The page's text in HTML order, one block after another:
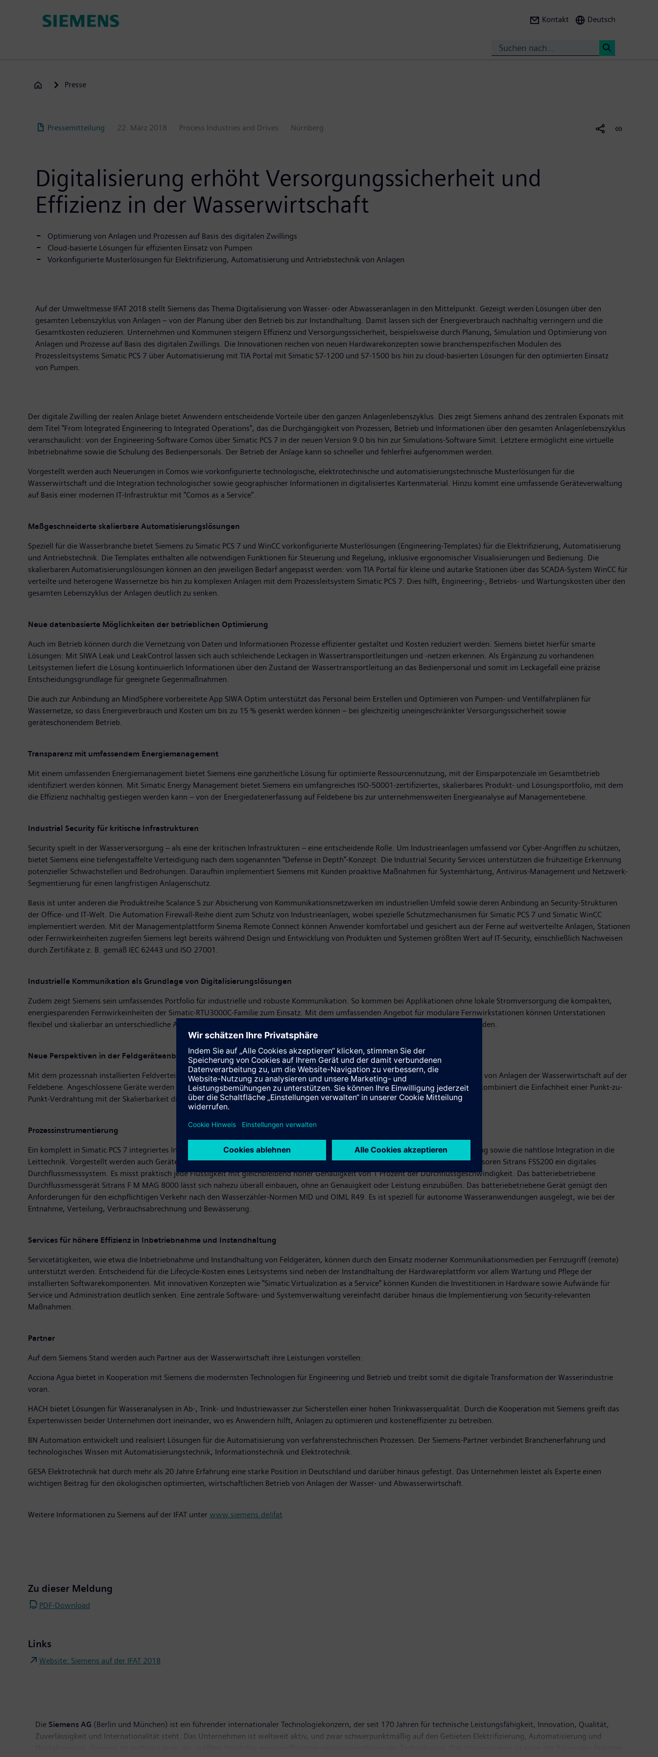
Kontakt Deutsch
Presse
Pressemitteilung 22. März 2018 Process Industries and Drives Nürnberg
Digitalisierung erhöht Versorgungssicherheit und
Effizienz in der Wasserwirtschaft
Optimierung von Anlagen und Prozessen auf Basis des digitalen Zwillings
Cloud-basierte Lösungen für effizienten Einsatz von Pumpen
Vorkonfigurierte Musterlösungen für Elektrifizierung, Automatisierung und Antriebstechnik von Anlagen
Auf der Umweltmesse IFAT 2018 stellt Siemens das Thema Digitalisierung von Wasser- oder Abwasseranlagen in den Mittelpunkt. Gezeigt werden Lösungen über den
gesamten Lebenszyklus von Anlagen – von der Planung über den Betrieb bis zur Instandhaltung. Damit lassen sich der Energieverbrauch nachhaltig verringern und die
Gesamtkosten reduzieren. Unternehmen und Kommunen steigern Effizienz und Versorgungssicherheit, beispielsweise durch Planung, Simulation und Optimierung von
Anlagen und Prozesse auf Basis des digitalen Zwillings. Die Innovationen reichen von neuen Hardwarekonzepten sowie branchenspezifischen Modulen des
Prozessleitsystems Simatic PCS 7 über Automatisierung mit TIA Portal mit Simatic S7-1200 und S7-1500 bis hin zu cloud-basierten Lösungen für den optimierten Einsatz
von Pumpen.
Der digitale Zwilling der realen Anlage bietet Anwendern entscheidende Vorteile über den ganzen Anlagenlebenszyklus. Dies zeigt Siemens anhand des zentralen Exponats mit
dem Titel "From Integrated Engineering to Integrated Operations", das die Durchgängigkeit von Prozessen, Betrieb und Informationen über den gesamten Anlagenlebenszyklus
veranschaulicht: von der Engineering-Software Comos über Simatic PCS 7 in der neuen Version 9.0 bis hin zur Simulations-Software Simit. Letztere ermöglicht eine virtuelle
Inbetriebnahme sowie die Schulung des Bedienpersonals. Der Betrieb der Anlage kann so schneller und fehlerfrei aufgenommen werden.
Vorgestellt werden auch Neuerungen in Comos wie vorkonfigurierte technologische, elektrotechnische und automatisierungstechnische Musterlösungen für die
Wasserwirtschaft und die Integration technologischer sowie geographischer Informationen in digitalisiertes Kartenmaterial. Hinzu kommt eine umfassende Geräteverwaltung
auf Basis einer modernen IT-Infrastruktur mit "Comos as a Service".
Maßgeschneiderte skalierbare Automatisierungslösungen
Speziell für die Wasserbranche bietet Siemens zu Simatic PCS 7 und WinCC vorkonfigurierte Musterlösungen (Engineering-Templates) für die Elektrifizierung, Automatisierung
und Antriebstechnik. Die Templates enthalten alle notwendigen Funktionen für Steuerung und Regelung, inklusive ergonomischer Visualisierungen und Bedienung. Die
skalierbaren Automatisierungslösungen können an den jeweiligen Bedarf angepasst werden: vom TIA Portal für kleine und autarke Stationen über das SCADA-System WinCC für
verteilte und heterogene Wassernetze bis hin zu komplexen Anlagen mit dem Prozessleitsystem Simatic PCS 7. Dies hilft, Engineering-, Betriebs- und Wartungskosten über den
gesamten Lebenszyklus der Anlagen deutlich zu senken.
Neue datenbasierte Möglichkeiten der betrieblichen Optimierung
Auch im Betrieb können durch die Vernetzung von Daten und Informationen Prozesse effizienter gestaltet und Kosten reduziert werden. Siemens bietet hierfür smarte
Lösungen: Mit SIWA Leak und LeakControl lassen sich auch schleichende Leckagen in Wassertransportleitungen und -netzen erkennen. Als Ergänzung zu vorhandenen
Leitsystemen liefert die Lösung kontinuierlich Informationen über den Zustand der Wassertransportleitung an das Bedienpersonal und somit im Leckagefall eine präzise
Entscheidungsgrundlage für geeignete Gegenmaßnahmen.
Die auch zur Anbindung an MindSphere vorbereitete App SIWA Optim unterstützt das Personal beim Erstellen und Optimieren von Pumpen- und Ventilfahrplänen für
Wassernetze, so dass Energieverbrauch und Kosten um bis zu 15 % gesenkt werden können – bei gleichzeitig uneingeschränkter Versorgungssicherheit sowie
geräteschonendem Betrieb.
Transparenz mit umfassendem Energiemanagement
Mit einem umfassenden Energiemanagement bietet Siemens eine ganzheitliche Lösung für optimierte Ressourcennutzung, mit der Einsparpotenziale im Gesamtbetrieb
identifiziert werden können. Mit Simatic Energy Management bietet Siemens ein umfangreiches ISO-50001-zertifiziertes, skalierbares Produkt- und Lösungsportfolio, mit dem
die Effizienz nachhaltig gestiegen werden kann – von der Energiedatenerfassung auf Feldebene bis zur unternehmensweiten Energieanalyse auf Managementebene.
Industrial Security für kritische Infrastrukturen
Security spielt in der Wasserversorgung – als eine der kritischen Infrastrukturen – eine entscheidende Rolle. Um Industrieanlagen umfassend vor Cyber-Angriffen zu schützen,
bietet Siemens eine tiefengestaffelte Verteidigung nach dem sogenannten "Defense in Depth"-Konzept. Die Industrial Security Services unterstützen die frühzeitige Erkennung
potenzieller Schwachstellen und Bedrohungen. Daraufhin implementiert Siemens mit Kunden proaktive Maßnahmen für Systemhärtung, Antivirus-Management und Netzwerk-
Segmentierung für einen langfristigen Anlagenschutz.
Basis ist unter anderen die Produktreihe Scalance S zur Absicherung von Kommunikationsnetzwerken im industriellen Umfeld sowie deren Anbindung an Security-Strukturen
der Office- und IT-Welt. Die Automation Firewall-Reihe dient zum Schutz von Industrieanlagen, wobei spezielle Schutzmechanismen für Simatic PCS 7 und Simatic WinCC
implementiert werden. Mit der Managementplattform Sinema Remote Connect können Anwender komfortabel und gesichert aus der Ferne auf weitverteilte Anlagen, Stationen
oder Fernwirkeinheiten zugreifen Siemens legt bereits während Design und Entwicklung von Produkten und Systemen größten Wert auf IT-Security, einschließlich Nachweisen
durch Zertifikate z. B. gemäß IEC 62443 und ISO 27001.
Industrielle Kommunikation als Grundlage von Digitalisierungslösungen
Zudem zeigt Siemens sein umfassendes Portfolio für industrielle und robuste Kommunikation. So kommen bei Applikationen ohne lokale Stromversorgung die kompakten,
energiesparenden Fernwirkeinheiten der Simatic-RTU3000C-Familie zum Einsatz. Mit dem umfassenden Angebot für modulare Fernwirkstationen können Unterstationen
flexibel und skalierbar an unterschiedliche Anforderungen angepasst und in heterogene Automatisierungslandschaften integriert werden.
Neue Perspektiven in der Feldgeräteanbindung - Plug-and-Produce
Mit dem prozessnah installierten Feldverteiler Simatic CFU (Compact Field Unit) legt Siemens einen Grundstein für die Digitalisierung von Anlagen der Wasserwirtschaft auf der
Feldebene. Angeschlossene Geräte werden automatisch adressiert. Diese neuartige Umsetzung der Profibus- und Profinet-Konzepte kombiniert die Einfachheit einer Punkt-zu-
Punkt-Verdrahtung mit der Skalierbarkeit digitaler Feldbusse.
Prozessinstrumentierung
Ein komplett in Simatic PCS 7 integriertes Industriewassermodell zeigt auf der Messe vielfältige Lösungen der Prozessinstrumentierung sowie die nahtlose Integration in die
Leittechnik. Vorgestellt werden auch Geräte wie der Sitrans FST020: Der leistungsstarke Messumformer bildet mit den Clamp-on Sensoren Sitrans FSS200 ein digitales
Durchflussmesssystem. Es misst praktisch jede Flüssigkeit mit gleichbleibend hoher Genauigkeit von 1 Prozent der Durchflussgeschwindigkeit. Das batteriebetriebene
Durchflussmessgerät Sitrans F M MAG 8000 lässt sich nahezu überall einbauen, ohne an Genauigkeit oder Leistung einzubüßen. Das batteriebetriebene Gerät genügt den
Anforderungen für den eichpflichtigen Verkehr nach den Wasserzähler-Normen MID und OIML R49. Es ist speziell für autonome Wasseranwendungen ausgelegt, wie bei der
Entnahme, Verteilung, Verbrauchsabrechnung und Bewässerung.
Services für höhere Effizienz in Inbetriebnahme und Instandhaltung
Servicetätigkeiten, wie etwa die Inbetriebnahme und Instandhaltung von Feldgeräten, können durch den Einsatz moderner Kommunikationsmedien per Fernzugriff (remote)
unterstützt werden. Entscheidend für die Lifecycle-Kosten eines Leitsystems sind neben der Instandhaltung der Hardwareplattform vor allem Wartung und Pflege der
installierten Softwarekomponenten. Mit innovativen Konzepten wie "Simatic Virtualization as a Service" können Kunden die Investitionen in Hardware sowie Aufwände für
Service und Administration deutlich senken. Eine zentrale Software- und Systemverwaltung vereinfacht darüber hinaus die Implementierung von Security-relevanten
Maßnahmen.
Partner
Auf dem Siemens Stand werden auch Partner aus der Wasserwirtschaft ihre Leistungen vorstellen:
Acciona Agua bietet in Kooperation mit Siemens die modernsten Technologien für Engineering und Betrieb und treibt somit die digitale Transformation der Wasserindustrie
voran.
HACH bietet Lösungen für Wasseranalysen in Ab-, Trink- und Industriewasser zur Sicherstellen einer hohen Trinkwasserqualität. Durch die Kooperation mit Siemens greift das
Expertenwissen beider Unternehmen dort ineinander, wo es Anwendern hilft, Anlagen zu optimieren und kosteneffizienter zu betreiben.
BN Automation entwickelt und realisiert Lösungen für die Automatisierung von verfahrenstechnischen Prozessen. Der Siemens-Partner verbindet Branchenerfahrung und
technologisches Wissen mit Automatisierungstechnik, Informationstechnik und Elektrotechnik.
GESA Elektrotechnik hat durch mehr als 20 Jahre Erfahrung eine starke Position in Deutschland und darüber hinaus gefestigt. Das Unternehmen leistet als Experte einen
wichtigen Beitrag für den ökologischen optimierten, wirtschaftlichen Betrieb von Anlagen der Wasser- und Abwasserwirtschaft.
Weitere Informationen zu Siemens auf der IFAT unter www.siemens.de/ifat
Zu dieser Meldung
PDF-Download
Links
Website: Siemens auf der IFAT 2018
Die Siemens AG (Berlin und München) ist ein führender internationaler Technologiekonzern, der seit 170 Jahren für technische Leistungsfähigkeit, Innovation, Qualität,
Zuverlässigkeit und Internationalität steht. Das Unternehmen ist weltweit aktiv, und zwar schwerpunktmäßig auf den Gebieten Elektrifizierung, Automatisierung und